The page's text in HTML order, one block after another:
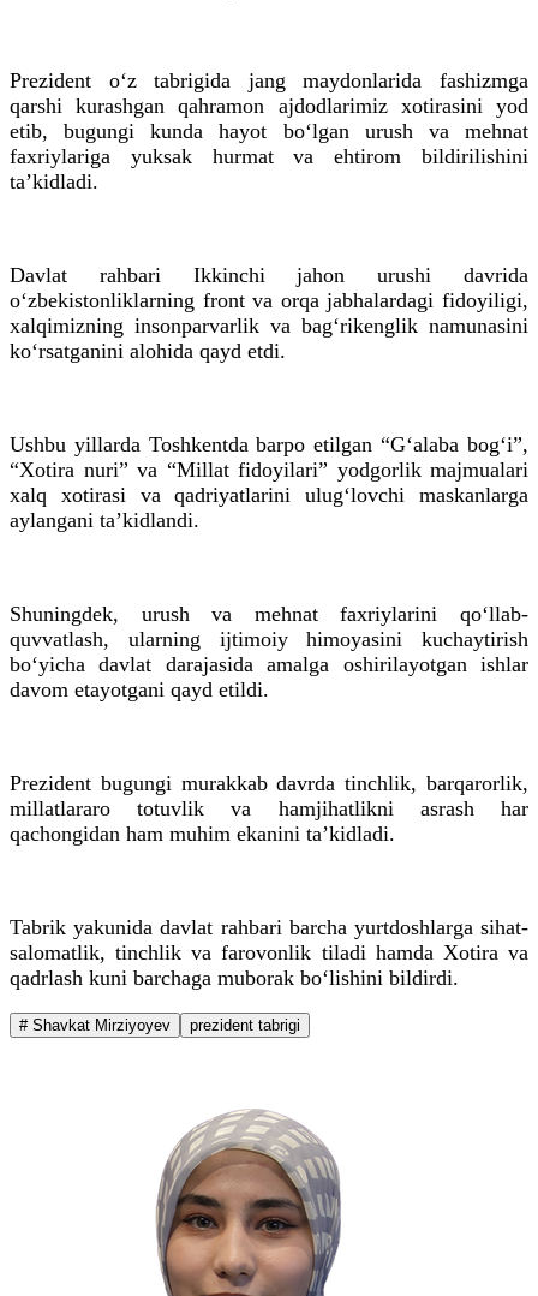
Prezident o‘z tabrigida jang maydonlarida fashizmga
qarshi kurashgan qahramon ajdodlarimiz xotirasini yod
etib, bugungi kunda hayot bo‘lgan urush va mehnat
faxriylariga yuksak hurmat va ehtirom bildirilishini
ta’kidladi.
Davlat rahbari Ikkinchi jahon urushi davrida
o‘zbekistonliklarning front va orqa jabhalardagi fidoyiligi,
xalqimizning insonparvarlik va bag‘rikenglik namunasini
ko‘rsatganini alohida qayd etdi.
Ushbu yillarda Toshkentda barpo etilgan “G‘alaba bog‘i”,
“Xotira nuri” va “Millat fidoyilari” yodgorlik majmualari
xalq xotirasi va qadriyatlarini ulug‘lovchi maskanlarga
aylangani ta’kidlandi.
Shuningdek, urush va mehnat faxriylarini qo‘llab-
quvvatlash, ularning ijtimoiy himoyasini kuchaytirish
bo‘yicha davlat darajasida amalga oshirilayotgan ishlar
davom etayotgani qayd etildi.
Prezident bugungi murakkab davrda tinchlik, barqarorlik,
millatlararo totuvlik va hamjihatlikni asrash har
qachongidan ham muhim ekanini ta’kidladi.
Tabrik yakunida davlat rahbari barcha yurtdoshlarga sihat-
salomatlik, tinchlik va farovonlik tiladi hamda Xotira va
qadrlash kuni barchaga muborak bo‘lishini bildirdi.
# Shavkat Mirziyoyev prezident tabrigi